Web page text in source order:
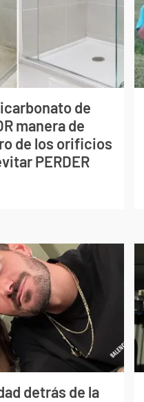
de
manera de
de los orificios
PERDER
detrás de la